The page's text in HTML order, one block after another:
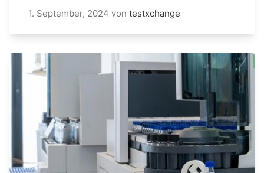
1. September, 2024 von testxchange